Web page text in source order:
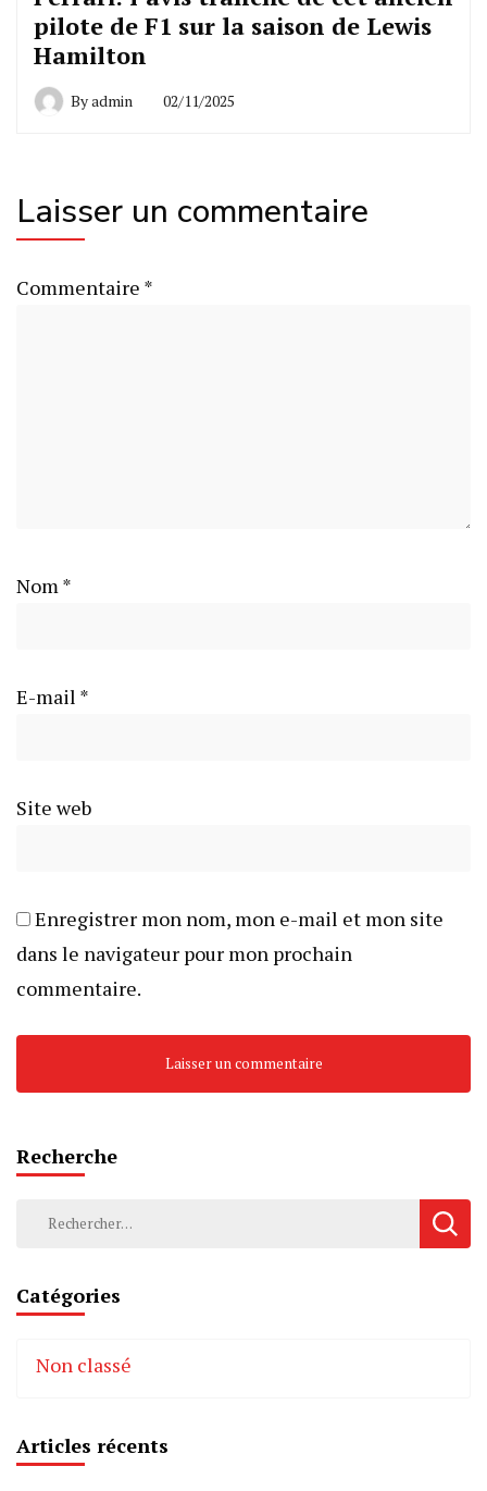
pilote de F1 sur la saison de Lewis
Hamilton
Byadmin 02/11/2025
Laisser un commentaire
Commentaire *
Nom *
E-mail *
Site web
Enregistrer mon nom, mon e-mail et mon site
dans le navigateur pour mon prochain
commentaire.
Recherche
Rechercher :
Catégories
Non classé
Articles récents